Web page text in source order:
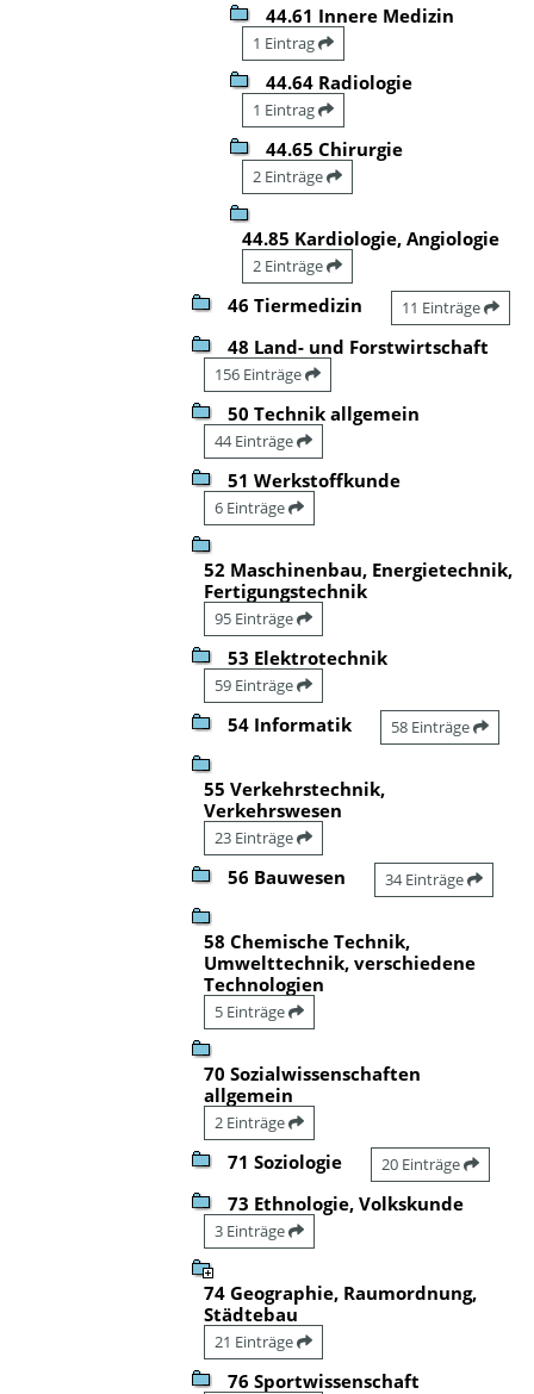
44.61 Innere Medizin
1 Eintrag
44.64 Radiologie
1 Eintrag
44.65 Chirurgie
2 Einträge
44.85 Kardiologie, Angiologie
2 Einträge
46 Tiermedizin 11 Einträge
48 Land- und Forstwirtschaft
156 Einträge
50 Technik allgemein
44 Einträge
51 Werkstoffkunde
6 Einträge
52 Maschinenbau, Energietechnik,
Fertigungstechnik
95 Einträge
53 Elektrotechnik
59 Einträge
54 Informatik 58 Einträge
55 Verkehrstechnik,
Verkehrswesen
23 Einträge
56 Bauwesen 34 Einträge
58 Chemische Technik,
Umwelttechnik, verschiedene
Technologien
5 Einträge
70 Sozialwissenschaften
allgemein
2 Einträge
71 Soziologie 20 Einträge
73 Ethnologie, Volkskunde
3 Einträge
74 Geographie, Raumordnung,
Städtebau
21 Einträge
76 Sportwissenschaft